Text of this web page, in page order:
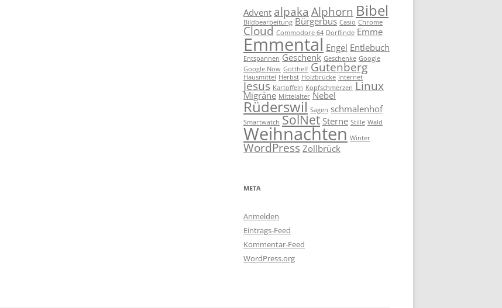
Advent alpaka Alphorn Bibel
Bildbearbeitung Bürgerbus Casio Chrome
Cloud Commodore 64 Dorflinde Emme
Emmental Engel Entlebuch
Entspannen Geschenk Geschenke Google
Google Now Gotthelf Gutenberg
Hausmittel Herbst Holzbrücke Internet
Jesus Kartoffeln Kopfschmerzen Linux
Migräne Mittelalter Nebel
Rüderswil Sagen schmalenhof
Smartwatch SolNet Sterne Stille Wald
Weihnachten Winter
WordPress Zollbrück
META
Anmelden
Eintrags-Feed
Kommentar-Feed
WordPress.org